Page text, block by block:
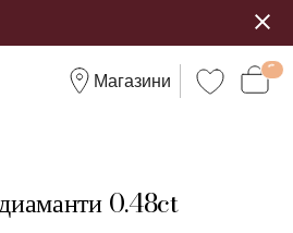
Магазини
0.48ct